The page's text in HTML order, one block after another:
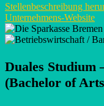
Stellenbeschreibung
Unternehmens-Website
Duales Studium
(Bachelor of